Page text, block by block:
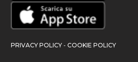
PRIVACY POLICY -COOKIE POLICY